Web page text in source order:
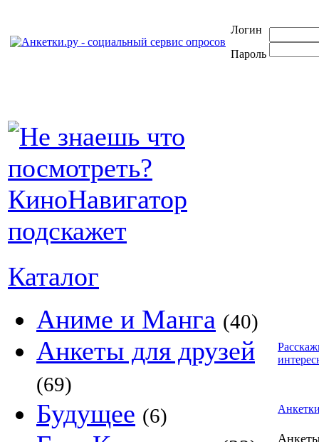
Логин
Пароль
Каталог
Аниме и Манга (40)
Анкеты для друзей
(69)
Будущее (6)